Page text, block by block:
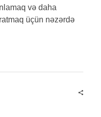
və daha
üçün nəzərdə